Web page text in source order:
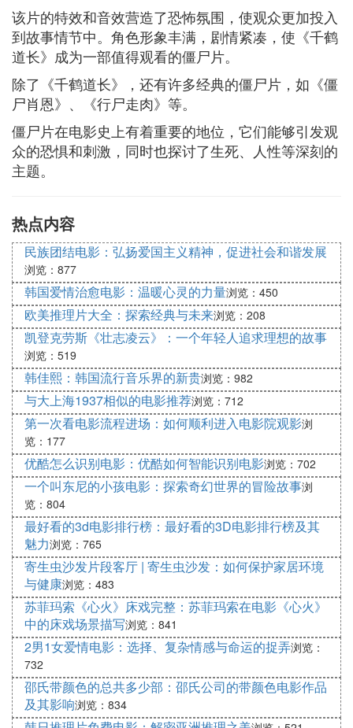
该片的特效和音效营造了恐怖氛围，使观众更加投入
到故事情节中。角色形象丰满，剧情紧凑，使《千鹤
道长》成为一部值得观看的僵尸片。
除了《千鹤道长》，还有许多经典的僵尸片，如《僵
尸肖恩》、《行尸走肉》等。
僵尸片在电影史上有着重要的地位，它们能够引发观
众的恐惧和刺激，同时也探讨了生死、人性等深刻的
主题。
热点内容
民族团结电影：弘扬爱国主义精神，促进社会和谐发展
浏览：877
韩国爱情治愈电影：温暖心灵的力量浏览：450
欧美推理片大全：探索经典与未来浏览：208
凯登克劳斯《壮志凌云》：一个年轻人追求理想的故事
浏览：519
韩佳熙：韩国流行音乐界的新贵浏览：982
与大上海1937相似的电影推荐浏览：712
第一次看电影流程进场：如何顺利进入电影院观影浏
览：177
优酷怎么识别电影：优酷如何智能识别电影浏览：702
一个叫东尼的小孩电影：探索奇幻世界的冒险故事浏
览：804
最好看的3d电影排行榜：最好看的3D电影排行榜及其
魅力浏览：765
寄生虫沙发片段客厅 | 寄生虫沙发：如何保护家居环境
与健康浏览：483
苏菲玛索《心火》床戏完整：苏菲玛索在电影《心火》
中的床戏场景描写浏览：841
2男1女爱情电影：选择、复杂情感与命运的捉弄浏览：
732
邵氏带颜色的总共多少部：邵氏公司的带颜色电影作品
及其影响浏览：834